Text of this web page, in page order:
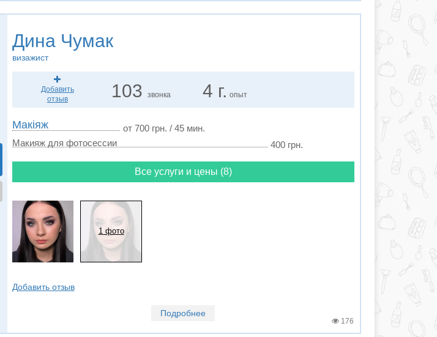
Дина Чумак
визажист
Добавить
отзыв
103звонка 4 г. опыт
Макіяж
от 700 грн. / 45 мин.
Макияж для фотосессии
400 грн.
Все услуги и цены (8)
1 фото
Добавить отзыв
Подробнее
176